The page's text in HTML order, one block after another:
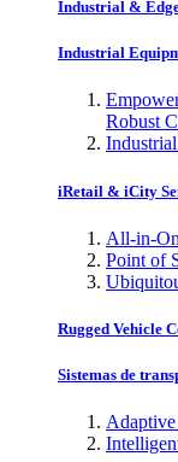
Industrial &
Industrial
Robust
iRetail & iCity
All-in-
Point of
Rugged Vehicle
Sistemas de